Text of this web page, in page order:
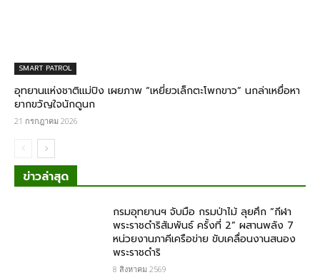
SMART PATROL
อุทยานแห่งชาติแม่ปิง เผยภาพ “เหยี่ยวเล็กตะโพกขาว” นกล่าเหยื่อหา
ยากขวัญใจนักดูนก
21 กรกฎาคม 2026
ข่าวล่าสุด
กรมอุทยานฯ จับมือ กรมป่าไม้ ลุยศึก “กีฬา
พระราชดำริสัมพันธ์ ครั้งที่ 2” ผสานพลัง 7
หน่วยงานภาคีเครือข่าย ขับเคลื่อนงานสนอง
พระราชดำริ
8 สิงหาคม 2569